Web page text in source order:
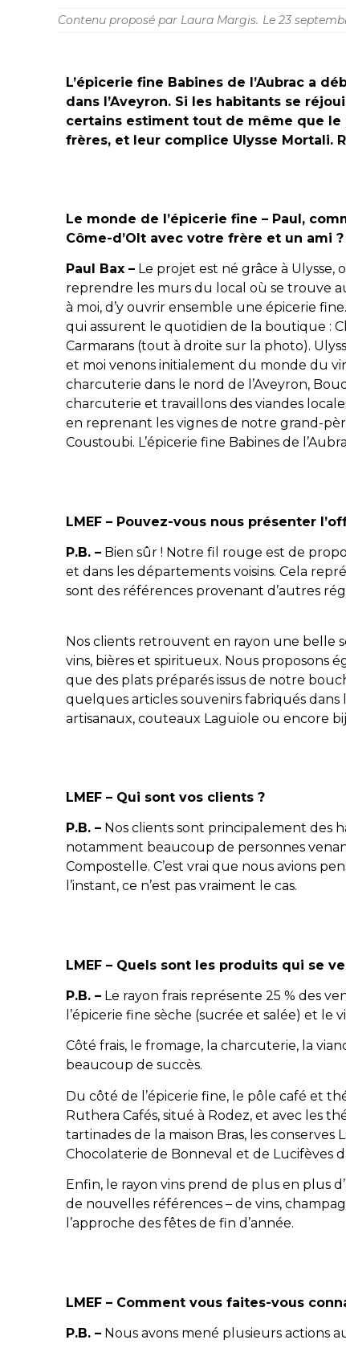
Contenu proposé par Laura Margis. Le 23
L’épicerie fine Babines de l’Aubrac a
dans l’Aveyron. Si les habitants se
certains estiment tout de même que le
frères, et leur complice Ulysse Mortali.
Le monde de l’épicerie fine – Paul,
Côme-d’Olt avec votre frère et un ami ?
Paul Bax – Le projet est né grâce à Ulysse,
reprendre les murs du local où se trouve
à moi, d’y ouvrir ensemble une épicerie
qui assurent le quotidien de la boutique :
Carmarans (tout à droite sur la photo).
et moi venons initialement du monde du
charcuterie dans le nord de l’Aveyron,
charcuterie et travaillons des viandes
en reprenant les vignes de notre grand-
Coustoubi. L’épicerie fine Babines de
LMEF – Pouvez-vous nous présenter
P.B. – Bien sûr ! Notre fil rouge est de
et dans les départements voisins. Cela
sont des références provenant d’autres
Nos clients retrouvent en rayon une belle
vins, bières et spiritueux. Nous proposons
que des plats préparés issus de notre
quelques articles souvenirs fabriqués dans
artisanaux, couteaux Laguiole ou encore
LMEF – Qui sont vos clients ?
P.B. – Nos clients sont principalement des
notamment beaucoup de personnes
Compostelle. C’est vrai que nous avions
l’instant, ce n’est pas vraiment le cas.
LMEF – Quels sont les produits qui se
P.B. – Le rayon frais représente 25 % des
l’épicerie fine sèche (sucrée et salée) et le
Côté frais, le fromage, la charcuterie, la
beaucoup de succès.
Du côté de l’épicerie fine, le pôle café et
Ruthera Cafés, situé à Rodez, et avec les
tartinades de la maison Bras, les conserves
Chocolaterie de Bonneval et de Lucifèves
Enfin, le rayon vins prend de plus en plus
de nouvelles références – de vins,
l’approche des fêtes de fin d’année.
LMEF – Comment vous faites-vous
P.B. – Nous avons mené plusieurs actions